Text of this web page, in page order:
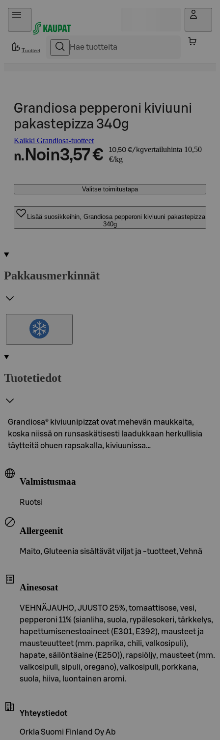
Hyppää sisältöön
Tuotteet
Grandiosa pepperoni kiviuuni
pakastepizza 340g
Kaikki Grandiosa-tuotteet
n. Noin3,57 € 10,50 €/kgvertailuhinta 10,50
€/kg
Valitse toimitustapa
Lisää suosikkeihin, Grandiosa pepperoni kiviuuni pakastepizza
340g
Pakkausmerkinnät
Tuotetiedot
Grandiosa® kiviuunipizzat ovat mehevän maukkaita,
koska niissä on runsaskätisesti laadukkaan herkullisia
täytteitä ohuen rapsakalla, kiviuunissa…
Valmistusmaa
Ruotsi
Allergeenit
Maito, Gluteenia sisältävät viljat ja -tuotteet, Vehnä
Ainesosat
VEHNÄJAUHO, JUUSTO 25%, tomaattisose, vesi,
pepperoni 11% (sianliha, suola, rypälesokeri, tärkkelys,
hapettumisenestoaineet (E301, E392), mausteet ja
mausteuutteet (mm. paprika, chili, valkosipuli),
hapate, säilöntäaine (E250)), rapsiöljy, mausteet (mm.
valkosipuli, sipuli, oregano), valkosipuli, porkkana,
suola, hiiva, luontainen aromi.
Yhteystiedot
Orkla Suomi Finland Oy Ab